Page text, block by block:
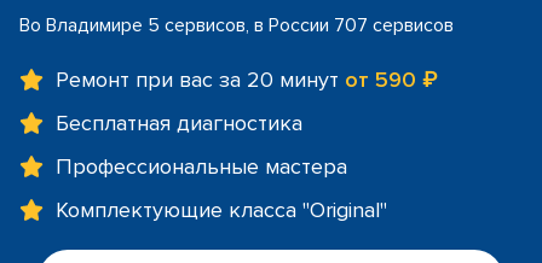
Во Владимире 5 сервисов, в России 707 сервисов
Ремонт при вас за 20 минут от 590 ₽
Бесплатная диагностика
Профессиональные мастера
Комплектующие класса "Original"